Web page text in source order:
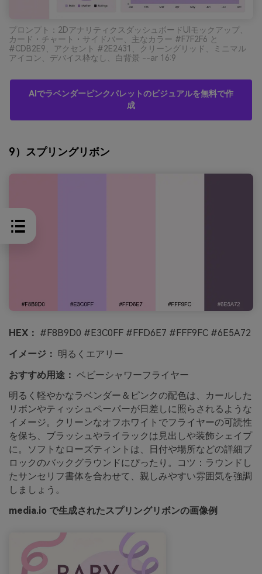
プロンプト：2DアナリティクスダッシュボードUIモックアップ、
カード・チャート・サイドバー、主なカラー #F7F2F6 と
#CDB2E9、アクセント #2E2431、クリーングリッド、ミニマル
アイコン、デバイス枠なし、白背景 --ar 16:9
AIでラベンダーピンクパレットのビジュアルを無料で作
成
9）スプリングリボン
HEX： #F8B9D0 #E3C0FF #FFD6E7 #FFF9FC #6E5A72
イメージ： 明るくエアリー
おすすめ用途： ベビーシャワーフライヤー
明るく軽やかなラベンダー＆ピンクの配色は、カールした
リボンやティッシュペーパーが日差しに照らされるような
イメージ。クリーンなオフホワイトでフライヤーの可読性
を保ち、ブラッシュやライラックは見出しや装飾シェイプ
に。ソフトなローズティントは、日付や場所などの詳細ブ
ロックのバックグラウンドにぴったり。コツ：ラウンドし
たサンセリフ書体を合わせて、親しみやすい雰囲気を強調
しましょう。
media.io で生成されたスプリングリボンの画像例